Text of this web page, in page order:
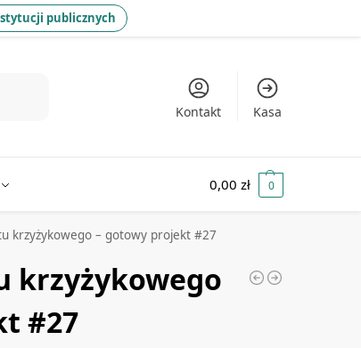
publicznych
Kontakt Kasa
0,00 zł 0
krzyżykowego – gotowy projekt #27
krzyżykowego
#27